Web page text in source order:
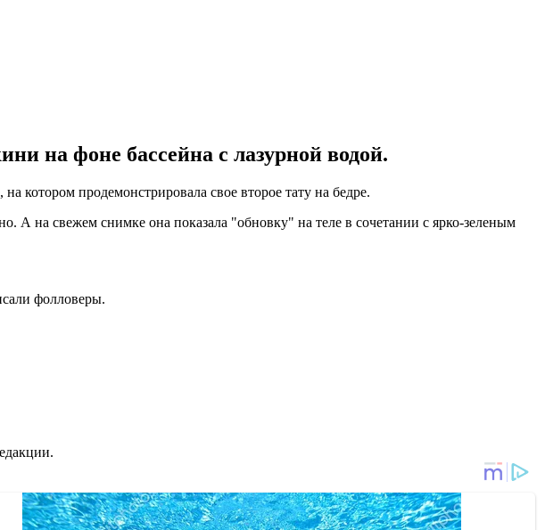
на фоне бассейна с лазурной водой.
котором продемонстрировала свое второе тату на бедре.
А на свежем снимке она показала "обновку" на теле в сочетании с ярко-зеленым
фолловеры.